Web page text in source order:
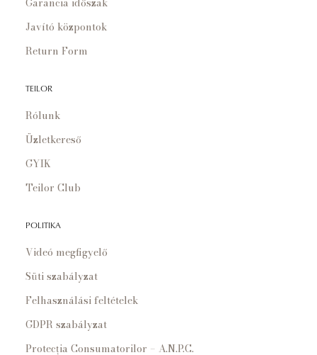
Javító központok
Return Form
TEILOR
Rólunk
Üzletkereső
GYIK
Teilor Club
POLITIKA
Videó megfigyelő
Süti szabályzat
Felhasználási feltételek
GDPR szabályzat
Protecția Consumatorilor – A.N.P.C.